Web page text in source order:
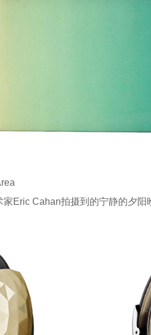
Eric Cahan拍摄到的宁静的夕阳